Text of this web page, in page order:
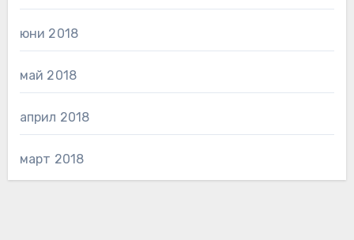
юни 2018
май 2018
април 2018
март 2018